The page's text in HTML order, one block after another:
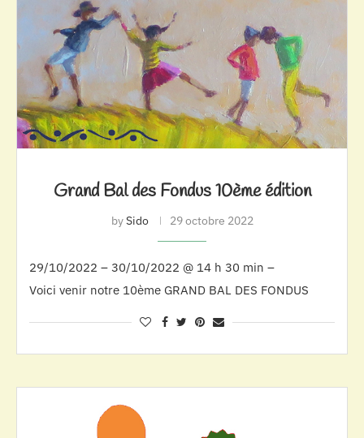
Grand Bal des Fondus 10ème édition
bySido 29 octobre 2022
29/10/2022 – 30/10/2022 @ 14 h 30 min –
Voici venir notre 10ème GRAND BAL DES FONDUS